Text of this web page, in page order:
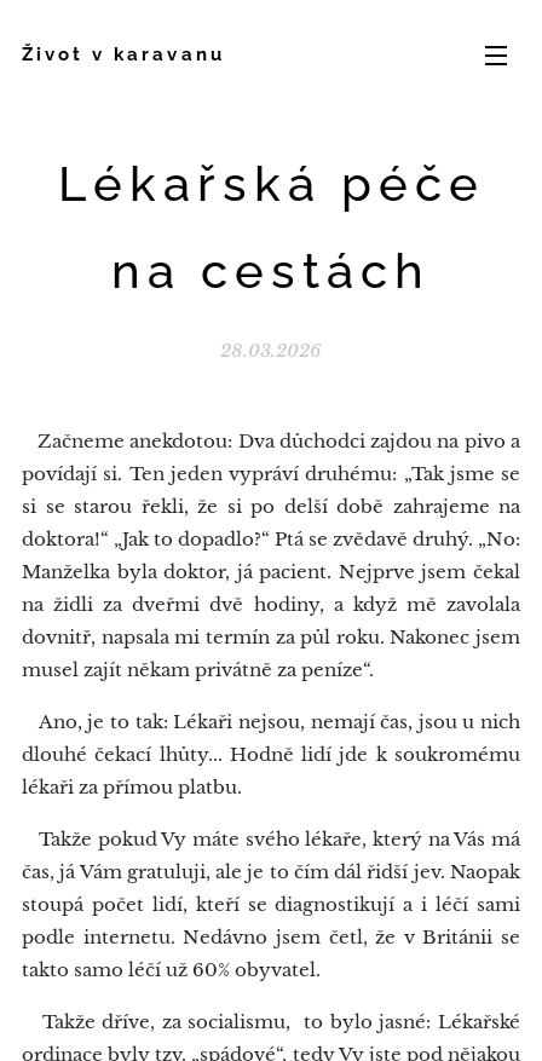
Život v karavanu
Lékařská péče
na cestách
28.03.2026
Začneme anekdotou: Dva důchodci zajdou na pivo a
povídají si. Ten jeden vypráví druhému: „Tak jsme se
si se starou řekli, že si po delší době zahrajeme na
doktora!“ „Jak to dopadlo?“ Ptá se zvědavě druhý. „No:
Manželka byla doktor, já pacient. Nejprve jsem čekal
na židli za dveřmi dvě hodiny, a když mě zavolala
dovnitř, napsala mi termín za půl roku. Nakonec jsem
musel zajít někam privátně za peníze“.
Ano, je to tak: Lékaři nejsou, nemají čas, jsou u nich
dlouhé čekací lhůty... Hodně lidí jde k soukromému
lékaři za přímou platbu.
Takže pokud Vy máte svého lékaře, který na Vás má
čas, já Vám gratuluji, ale je to čím dál řidší jev. Naopak
stoupá počet lidí, kteří se diagnostikují a i léčí sami
podle internetu. Nedávno jsem četl, že v Británii se
takto samo léčí už 60% obyvatel.
Takže dříve, za socialismu, to bylo jasné: Lékařské
ordinace byly tzv. „spádové“, tedy Vy jste pod nějakou